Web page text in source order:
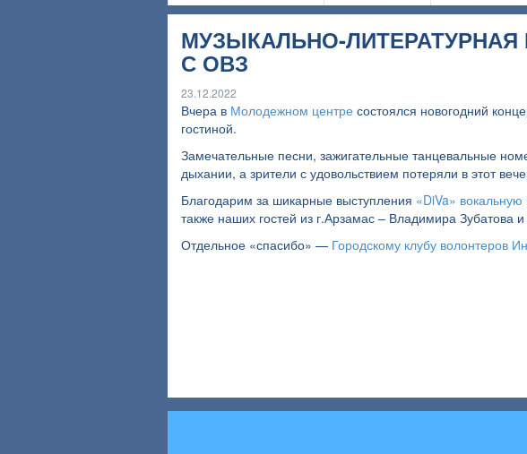
МУЗЫКАЛЬНО-
С ОВЗ
23.12.2022
Вчера в Молодежном центре состоялся новогодний
гостиной.
Замечательные песни, зажигательные танцевальные
дыхании, а зрители с удовольствием потеряли в этот
Благодарим за шикарные выступления «DiVa»
также наших гостей из г.Арзамас – Владимира Зубатова
Отдельное «спасибо» — Городскому клубу волонтеров